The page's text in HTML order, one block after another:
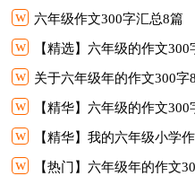
w 六年级作文300字汇总8篇
w 【精选】六年级的作文300
w 关于六年级年的作文300字
w 【精华】六年级的作文300
w 【精华】我的六年级小学
w 【热门】六年级年的作文